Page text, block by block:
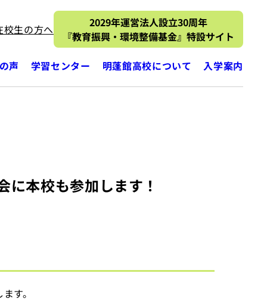
声 学習センター 明蓬館高校について 入学案内
校生の方へ
2029年運営法人設立30周年
『教育振興・環境整備基金』特設サイト
本校も参加します！
す。